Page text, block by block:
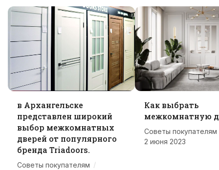
в Архангельске
представлен широкий
выбор межкомнатных
дверей от популярного
бренда Triadoors.
Советы покупателям /
Как выбрать
межкомнатную
Советы покупателям
2 июня 2023